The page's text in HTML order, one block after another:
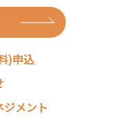
)申込
ジメント